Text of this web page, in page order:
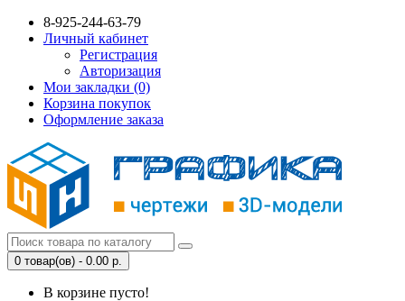
8-925-244-63-79
Личный кабинет
Регистрация
Авторизация
Мои закладки (0)
Корзина покупок
Оформление заказа
0 товар(ов) - 0.00 р.
В корзине пусто!